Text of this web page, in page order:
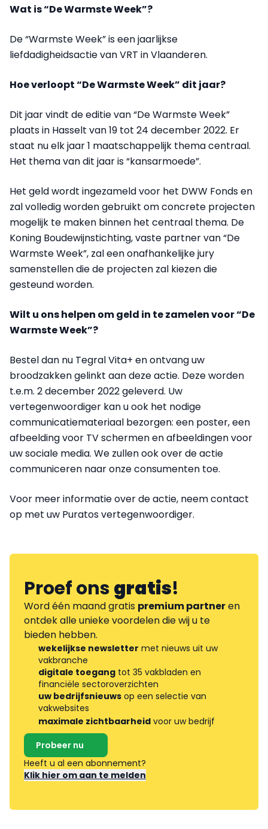
Wat is “De Warmste Week”?
De “Warmste Week” is een jaarlijkse
liefdadigheidsactie van VRT in Vlaanderen.
Hoe verloopt “De Warmste Week” dit jaar?
Dit jaar vindt de editie van “De Warmste Week”
plaats in Hasselt van 19 tot 24 december 2022. Er
staat nu elk jaar 1 maatschappelijk thema centraal.
Het thema van dit jaar is “kansarmoede”.
Het geld wordt ingezameld voor het DWW Fonds en
zal volledig worden gebruikt om concrete projecten
mogelijk te maken binnen het centraal thema. De
Koning Boudewijnstichting, vaste partner van “De
Warmste Week”, zal een onafhankelijke jury
samenstellen die de projecten zal kiezen die
gesteund worden.
Wilt u ons helpen om geld in te zamelen voor “De
Warmste Week”?
Bestel dan nu Tegral Vita+ en ontvang uw
broodzakken gelinkt aan deze actie. Deze worden
t.e.m. 2 december 2022 geleverd. Uw
vertegenwoordiger kan u ook het nodige
communicatiemateriaal bezorgen: een poster, een
afbeelding voor TV schermen en afbeeldingen voor
uw sociale media. We zullen ook over de actie
communiceren naar onze consumenten toe.
Voor meer informatie over de actie, neem contact
op met uw Puratos vertegenwoordiger.
Proef onsgratis!
Word één maand gratis premium partneren
ontdek alle unieke voordelen die wij u te
bieden hebben.
wekelijkse newsletter met nieuws uit uw
vakbranche
digitale toegang tot 35 vakbladen en
financiële sectoroverzichten
uw bedrijfsnieuws op een selectie van
vakwebsites
maximale zichtbaarheid voor uw bedrijf
Probeer nu
Heeft u al een abonnement?
Klik hier om aan te melden